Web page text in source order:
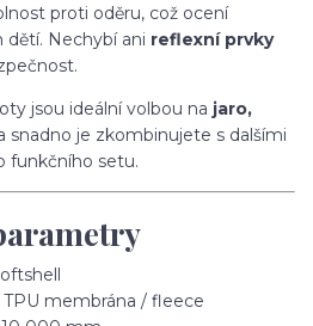
proti oděru, což ocení
Nechybí ani reflexní prvky
jsou ideální volbou na jaro,
snadno je zkombinujete s dalšími
funkčního setu.
membrána / fleece